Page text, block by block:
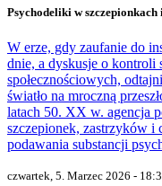
Psychodeliki w
W erze, gdy zaufanie do
dnie, a dyskusje o kontroli
społecznościowych,
światło na mroczną
latach 50. XX w. agencja
szczepionek, zastrzyków
podawania substancji
czwartek, 5. Marzec 2026 -